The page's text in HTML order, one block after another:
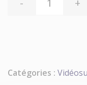
Catégories :